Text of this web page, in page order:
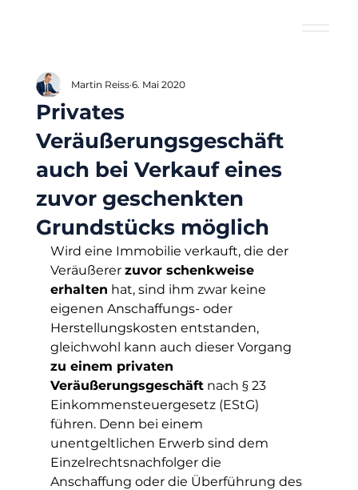
Privates
Veräußerungsgeschäft
auch bei Verkauf eines
zuvor geschenkten
Grundstücks möglich
Martin Reiss 6. Mai 2020
Wird eine Immobilie verkauft, die der
Veräußerer zuvor schenkweise
erhalten hat, sind ihm zwar keine
eigenen Anschaffungs- oder
Herstellungskosten entstanden,
gleichwohl kann auch dieser Vorgang
zu einem privaten
Veräußerungsgeschäft nach § 23
Einkommensteuergesetz (EStG)
führen. Denn bei einem
unentgeltlichen Erwerb sind dem
Einzelrechtsnachfolger die
Anschaffung oder die Überführung des